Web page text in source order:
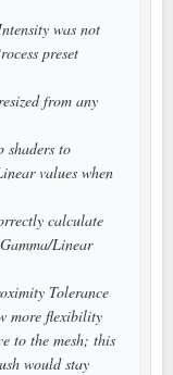
was not
preset
from any
shaders to
values when
calculate
Linear
Tolerance
more flexibility
to the mesh; this
would stay